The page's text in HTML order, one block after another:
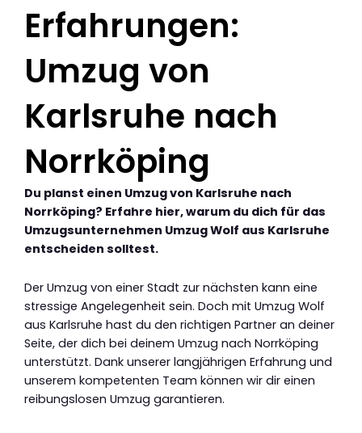
Erfahrungen:
Umzug von
Karlsruhe nach
Norrköping
Du planst einen Umzug von Karlsruhe nach
Norrköping? Erfahre hier, warum du dich für das
Umzugsunternehmen Umzug Wolf aus Karlsruhe
entscheiden solltest.
Der Umzug von einer Stadt zur nächsten kann eine
stressige Angelegenheit sein. Doch mit Umzug Wolf
aus Karlsruhe hast du den richtigen Partner an deiner
Seite, der dich bei deinem Umzug nach Norrköping
unterstützt. Dank unserer langjährigen Erfahrung und
unserem kompetenten Team können wir dir einen
reibungslosen Umzug garantieren.